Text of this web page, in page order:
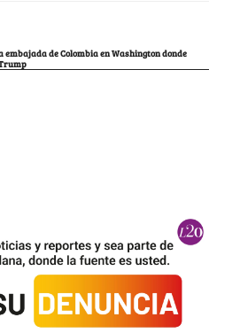
embajada de Colombia en Washington donde